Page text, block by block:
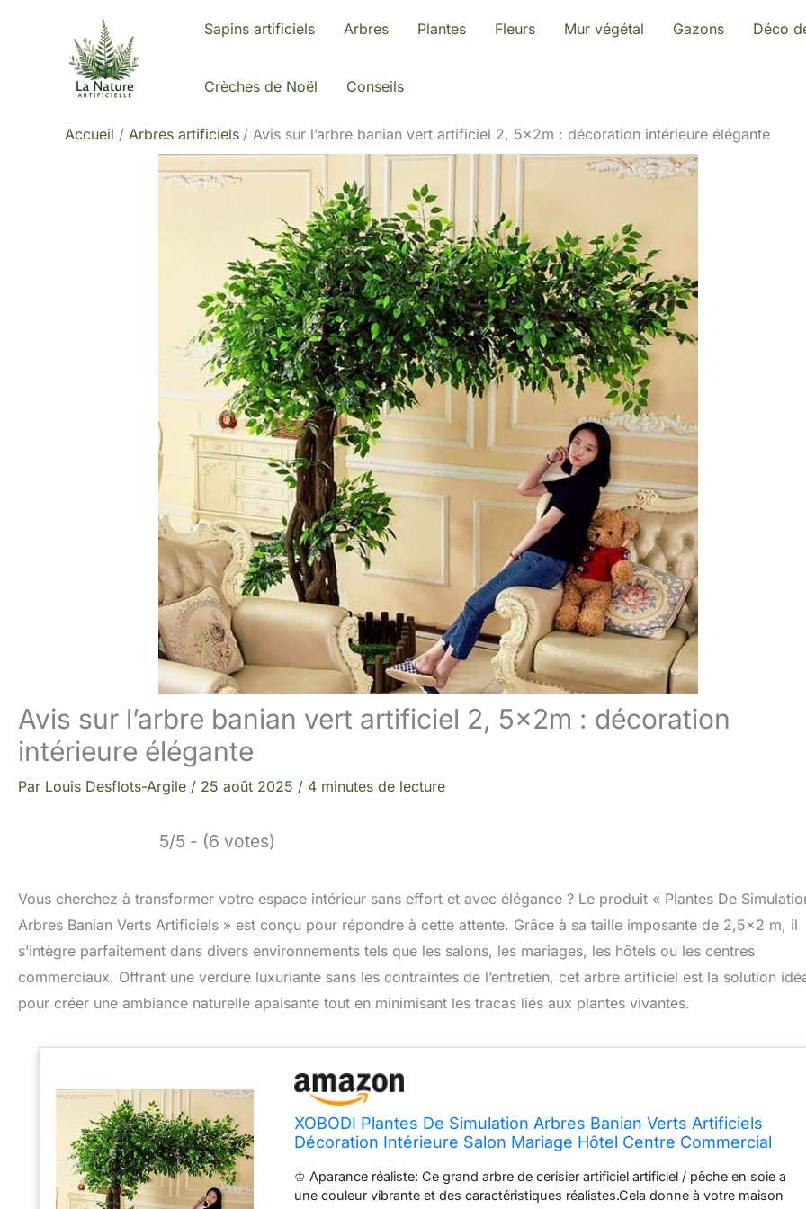
Sapins artificiels Arbres Plantes Fleurs Mur végétal Gazons Déco
Crèches de Noël Conseils
Accueil Arbres artificiels Avis sur l’arbre banian vert artificiel 2, 5x2m : décoration intérieure élégante
Avis sur l’arbre banian vert artificiel 2, 5x2m : décoration
intérieure élégante
Par Louis Desflots-Argile / 25 août 2025 / 4 minutes de lecture
5/5 - (6 votes)
Vous cherchez à transformer votre espace intérieur sans effort et avec élégance ? Le produit « Plantes De
Arbres Banian Verts Artificiels » est conçu pour répondre à cette attente. Grâce à sa taille imposante de 2,5×2 m, il
s’intègre parfaitement dans divers environnements tels que les salons, les mariages, les hôtels ou les centres
commerciaux. Offrant une verdure luxuriante sans les contraintes de l’entretien, cet arbre artificiel est la solution
pour créer une ambiance naturelle apaisante tout en minimisant les tracas liés aux plantes vivantes.
XOBODI Plantes De Simulation Arbres Banian Verts Artificiels
Décoration Intérieure Salon Mariage Hôtel Centre Commercial
♔ Aparance réaliste: Ce grand arbre de cerisier artificiel artificiel / pêche en soie a
une couleur vibrante et des caractéristiques réalistes.Cela donne à votre maison